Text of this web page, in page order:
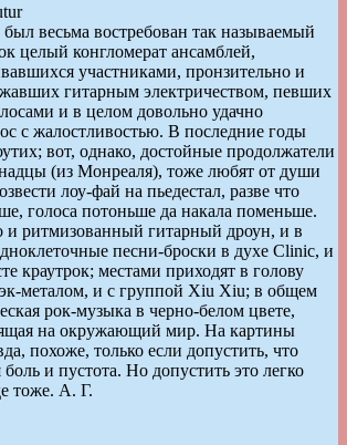
весьма востребован так называемый
целый конгломерат ансамблей,
участниками, пронзительно и
гитарным электричеством, певших
и в целом довольно удачно
с жалостливостью. В последние годы
вот, однако, достойные продолжатели
(из Монреаля), тоже любят от души
лоу-фай на пьедестал, разве что
голоса потоньше да накала поменьше.
и ритмизованный гитарный дроун, и в
песни-броски в духе Clinic, и
краутрок; местами приходят в голову
металом, и с группой Xiu Xiu; в общем
рок-музыка в черно-белом цвете,
на окружающий мир. На картины
похоже, только если допустить, что
и пустота. Но допустить это легко
тоже. А. Г.